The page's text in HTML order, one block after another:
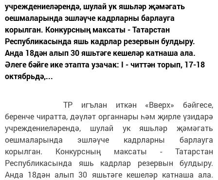
учреждениеләрендә, шулай ук яшьләр җәмәгать
оешмаларында эшләүче кадрларны барлауга
корылган. Конкурсның максаты - Татарстан
Республикасында яшь кадрлар резервын булдыру.
Анда 18дән алып 30 яшьтәге кешеләр катнаша ала.
Әлеге бәйге ике этапта узачак: I - читтән торып, 17-18
октябрьдә,...
ТР игълан иткән «Вверх» бәйгесе,
беренче чиратта, дәүләт органнары һәм җирле үзидарә
учреждениеләрендә, шулай ук яшьләр җәмәгать
оешмаларында эшләүче кадрларны барлауга
корылган. Конкурсның максаты - Татарстан
Республикасында яшь кадрлар резервын булдыру.
Анда 18дән алып 30 яшьтәге кешеләр катнаша ала.